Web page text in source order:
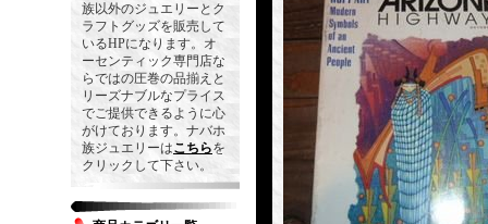
族以外のジュエリーとク
ラフトグッズを販売して
いるHPになります。オ
ーセンティック専門店な
らではの圧巻の品揃えと
リーズナブルなプライス
でご提供できるように心
がけております。ナバホ
族ジュエリーはこちらを
クリックして下さい。